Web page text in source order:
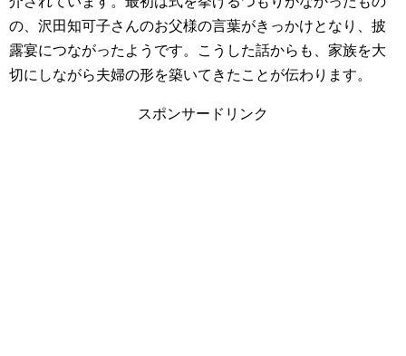
の、沢田知可子さんのお父様の言葉がきっかけとなり、披
露宴につながったようです。こうした話からも、家族を大
切にしながら夫婦の形を築いてきたことが伝わります。
スポンサードリンク